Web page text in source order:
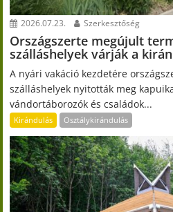
2026.07.23. Szerkesztőség
Országszerte megújult
szálláshelyek várják a
A nyári vakáció kezdetére
szálláshelyek nyitották meg
vándortáborozók és családok...
Kirándulás Osztálykirándulás